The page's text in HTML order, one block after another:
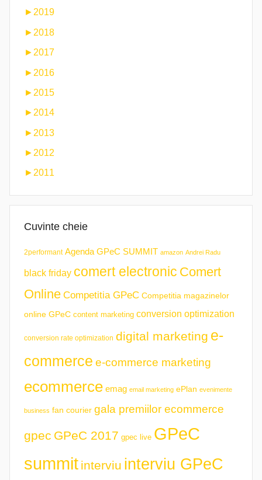
► 2019
► 2018
► 2017
► 2016
► 2015
► 2014
► 2013
► 2012
► 2011
Cuvinte cheie
2performant Agenda GPeC SUMMIT amazon Andrei Radu
black friday comert electronic Comert
Online Competitia GPeC Competitia magazinelor
online GPeC content marketing conversion optimization
conversion rate optimization digital marketing e-
commerce e-commerce marketing
ecommerce emag email marketing ePlan evenimente
business fan courier gala premiilor ecommerce
gpec GPeC 2017 gpec live GPeC
summit interviu interviu GPeC